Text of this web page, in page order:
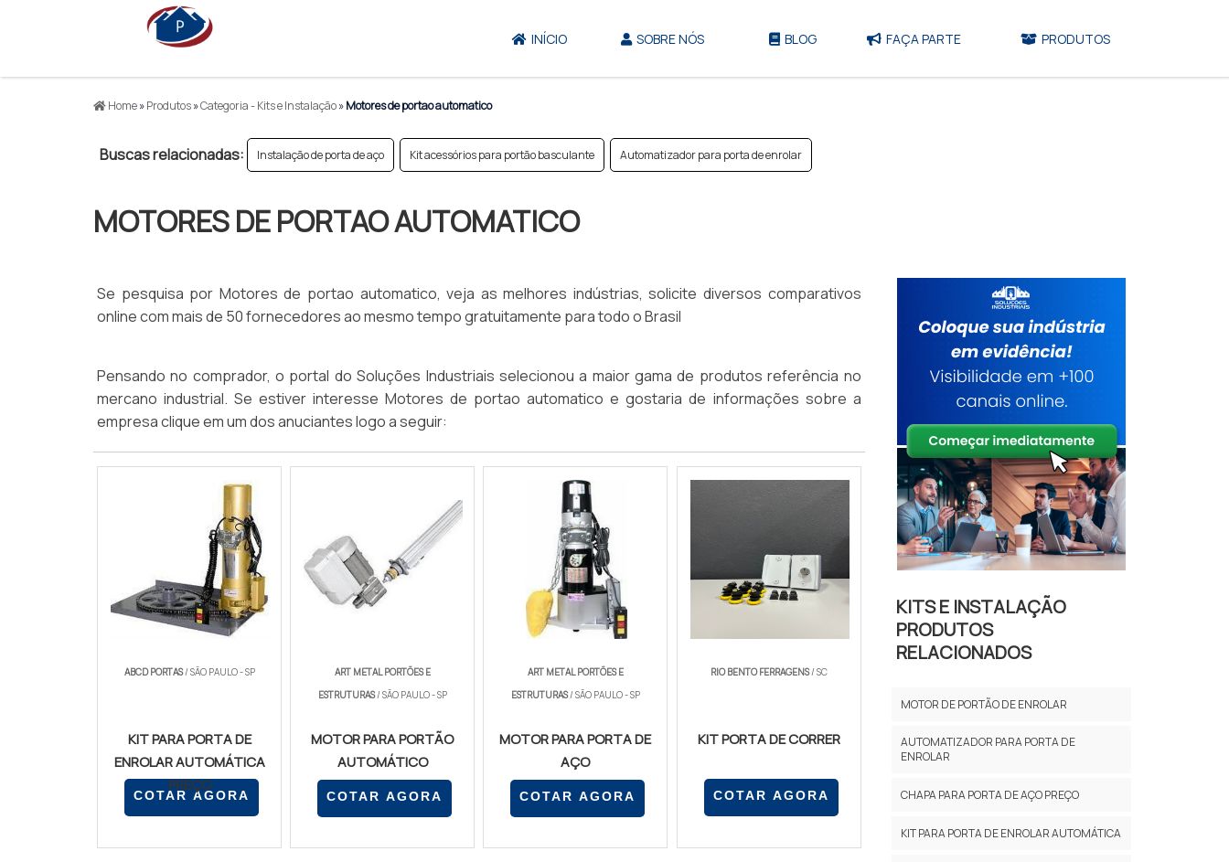
INÍCIO SOBRE NÓS BLOG FAÇA PARTE PRODUTOS
Home»Produtos»Categoria - Kits e Instalação»Motores de portao automatico
Buscas relacionadas: Instalação de porta de aço Kit acessórios para portão basculante Automatizador para porta de enrolar
MOTORES DE PORTAO AUTOMATICO
Se pesquisa por Motores de portao automatico, veja as melhores indústrias, solicite diversos comparativos
online com mais de 50 fornecedores ao mesmo tempo gratuitamente para todo o Brasil
Pensando no comprador, o portal do Soluções Industriais selecionou a maior gama de produtos referência no
mercano industrial. Se estiver interesse Motores de portao automatico e gostaria de informações sobre a
empresa clique em um dos anuciantes logo a seguir:
ABCD PORTAS/ SÃO PAULO - SP
KIT PARA PORTA DE
ENROLAR AUTOMÁTICA
PREÇO
COTAR AGORA
ART METAL PORTÕES E
ESTRUTURAS/ SÃO PAULO - SP
MOTOR PARA PORTÃO
AUTOMÁTICO
COTAR AGORA
ART METAL PORTÕES E
ESTRUTURAS/ SÃO PAULO - SP
MOTOR PARA PORTA DE
AÇO
COTAR AGORA
RIO BENTO FERRAGENS/ SC
KIT PORTA DE CORRER
COTAR AGORA
KITS E INSTALAÇÃO
PRODUTOS
RELACIONADOS
MOTOR DE PORTÃO DE ENROLAR
AUTOMATIZADOR PARA PORTA DE
ENROLAR
CHAPA PARA PORTA DE AÇO PREÇO
KIT PARA PORTA DE ENROLAR AUTOMÁTICA